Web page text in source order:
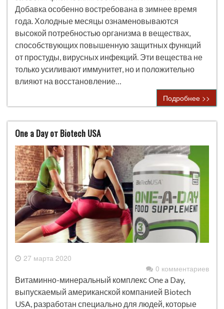
Добавка особенно востребована в зимнее время
года. Холодные месяцы ознаменовываются
высокой потребностью организма в веществах,
способствующих повышенную защитных функций
от простуды, вирусных инфекций. Эти вещества не
только усиливают иммунитет, но и положительно
влияют на восстановление…
Подробнее >>
One a Day от Biotech USA
27 марта 2020
0 комментариев
Витаминно-минеральный комплекс One a Day,
выпускаемый американской компанией Biotech
USA, разработан специально для людей, которые